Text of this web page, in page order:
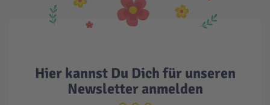
Hier kannst Du Dich für unseren
Newsletter anmelden